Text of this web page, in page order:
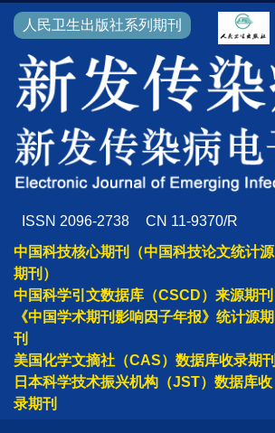
人民卫生出版社系列期刊
ISSN 2096-2738
CN 11-9370/R
中国科技核心期刊（中国科技论文统计源
期刊）
中国科学引文数据库（CSCD）来源期刊
《中国学术期刊影响因子年报》统计源期
刊
美国化学文摘社（CAS）数据库收录期刊
日本科学技术振兴机构（JST）数据库收
录期刊